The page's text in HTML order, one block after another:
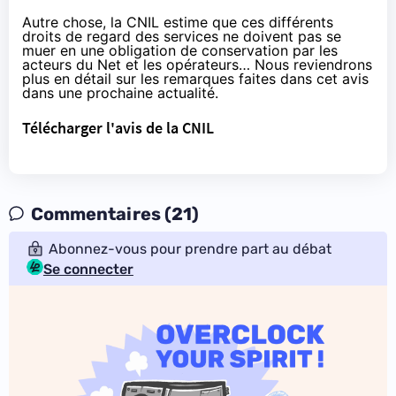
Autre chose, la CNIL estime que ces différents
droits de regard des services ne doivent pas se
muer en une obligation de conservation par les
acteurs du Net et les opérateurs… Nous reviendrons
plus en détail sur les remarques faites dans cet avis
dans une prochaine actualité.
Télécharger l'avis de la CNIL
Commentaires (21)
Abonnez-vous pour prendre part au débat
Se connecter